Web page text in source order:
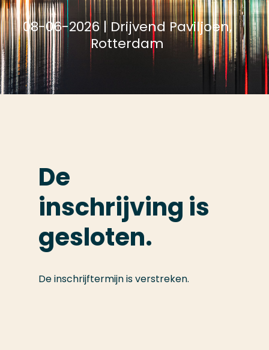
08-06-2026 | Drijvend Paviljoen,
Rotterdam
De
inschrijving is
gesloten.
De inschrijftermijn is verstreken.